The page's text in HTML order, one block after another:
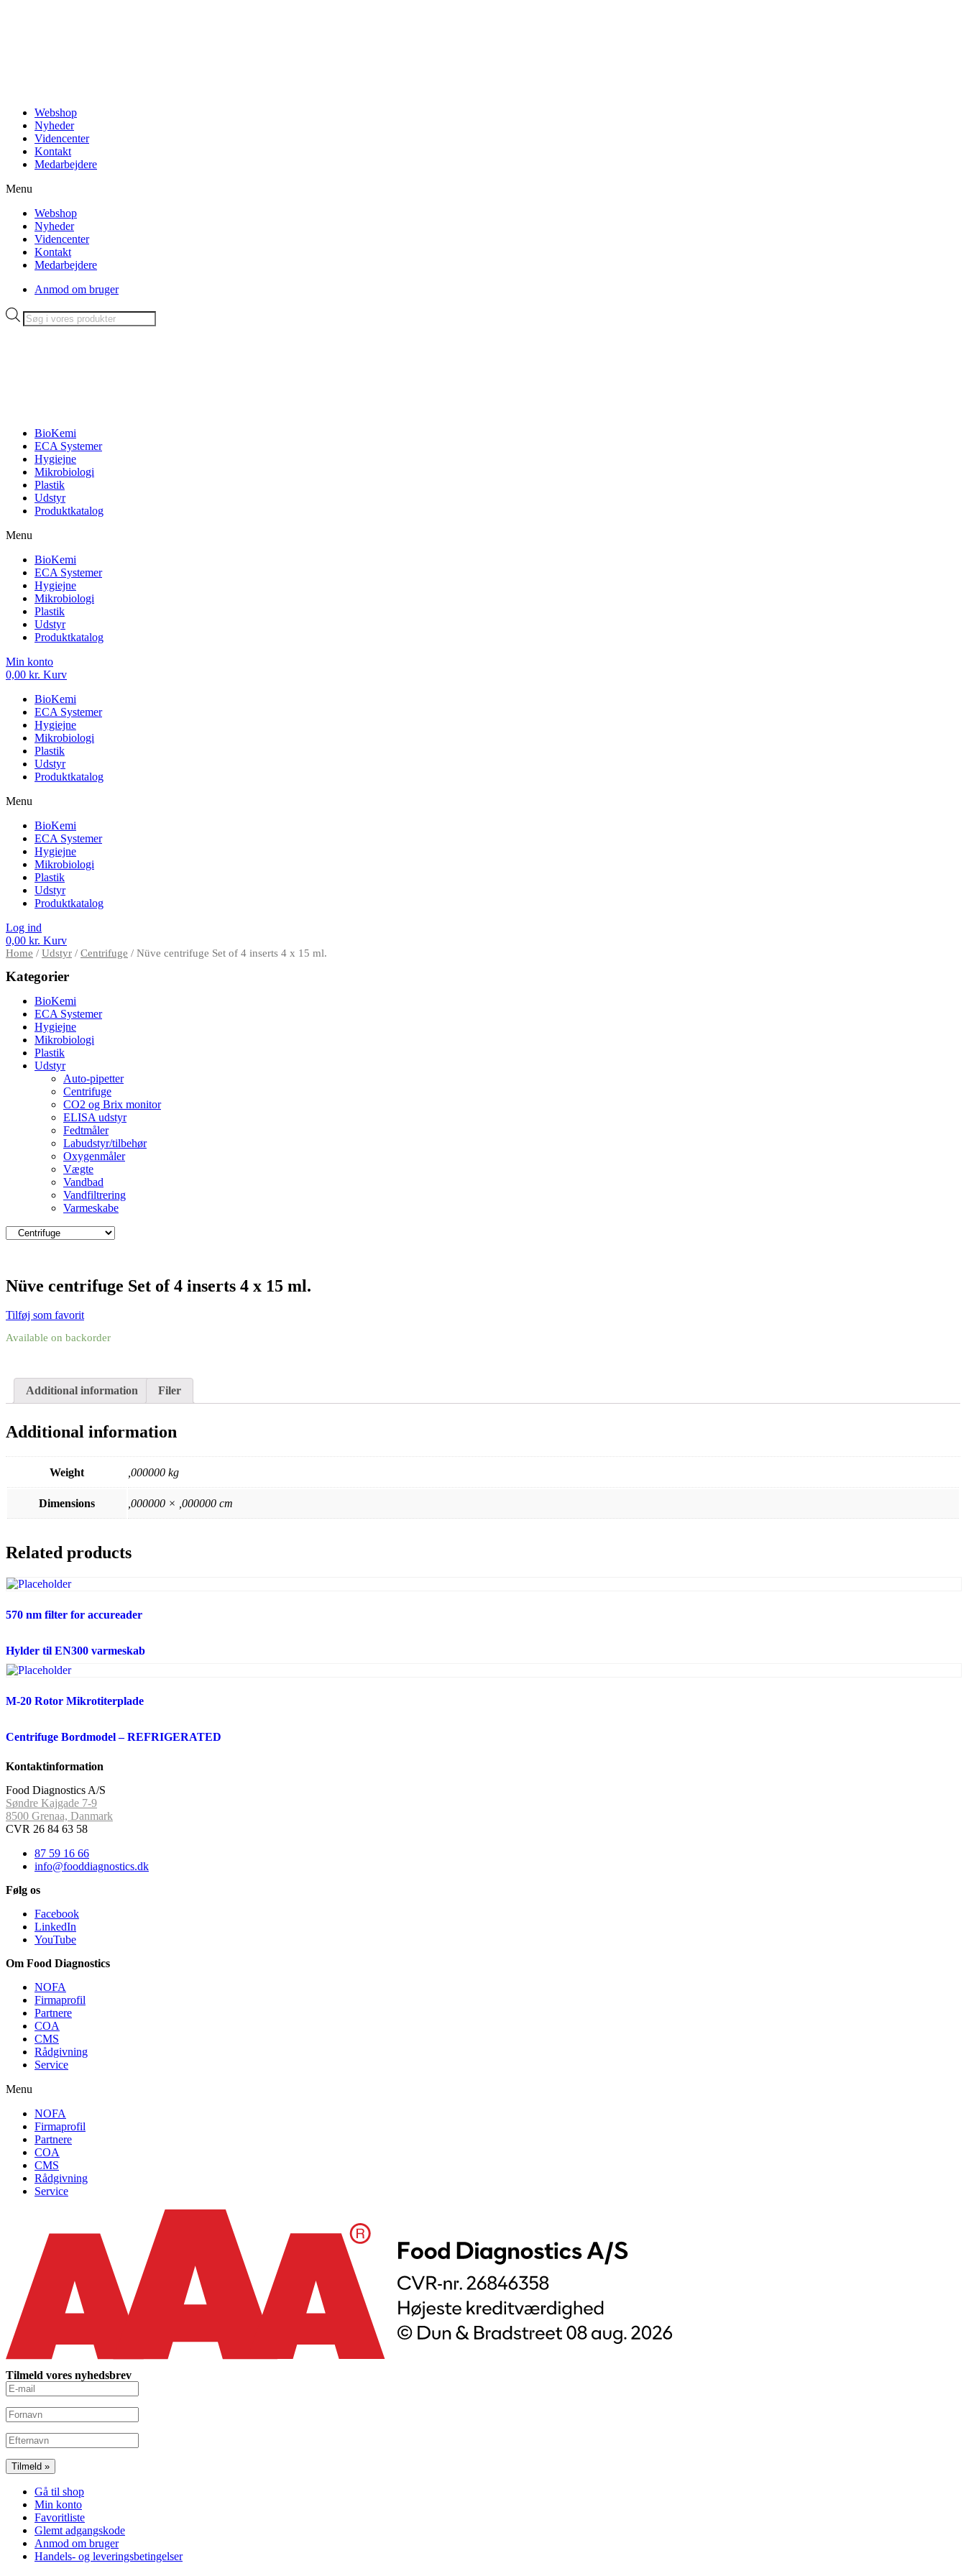
Webshop
Nyheder
Videncenter
Kontakt
Medarbejdere
Menu
Webshop
Nyheder
Videncenter
Kontakt
Medarbejdere
Anmod om bruger
Products
search
BioKemi
ECA Systemer
Hygiejne
Mikrobiologi
Plastik
Udstyr
Produktkatalog
Menu
BioKemi
ECA Systemer
Hygiejne
Mikrobiologi
Plastik
Udstyr
Produktkatalog
Min konto
0,00 kr. Kurv
BioKemi
ECA Systemer
Hygiejne
Mikrobiologi
Plastik
Udstyr
Produktkatalog
Menu
BioKemi
ECA Systemer
Hygiejne
Mikrobiologi
Plastik
Udstyr
Produktkatalog
Log ind
0,00 kr. Kurv
Home / Udstyr / Centrifuge / Nüve centrifuge Set of 4 inserts 4 x 15 ml.
Kategorier
BioKemi
ECA Systemer
Hygiejne
Mikrobiologi
Plastik
Udstyr
Auto-pipetter
Centrifuge
CO2 og Brix monitor
ELISA udstyr
Fedtmåler
Labudstyr/tilbehør
Oxygenmåler
Vægte
Vandbad
Vandfiltrering
Varmeskabe
Nüve centrifuge Set of 4 inserts 4 x 15 ml.
Tilføj som favorit
Available on backorder
Additional information Filer
Additional information
Weight ,000000 kg
Dimensions ,000000 × ,000000 cm
Related products
570 nm filter for accureader
Hylder til EN300 varmeskab
M-20 Rotor Mikrotiterplade
Centrifuge Bordmodel – REFRIGERATED
Kontaktinformation
Food Diagnostics A/S
Søndre Kajgade 7-9
8500 Grenaa, Danmark
CVR 26 84 63 58
87 59 16 66
info@fooddiagnostics.dk
Følg os
Facebook
LinkedIn
YouTube
Om Food Diagnostics
NOFA
Firmaprofil
Partnere
COA
CMS
Rådgivning
Service
Menu
NOFA
Firmaprofil
Partnere
COA
CMS
Rådgivning
Service
Tilmeld vores nyhedsbrev
Gå til shop
Min konto
Favoritliste
Glemt adgangskode
Anmod om bruger
Handels- og leveringsbetingelser